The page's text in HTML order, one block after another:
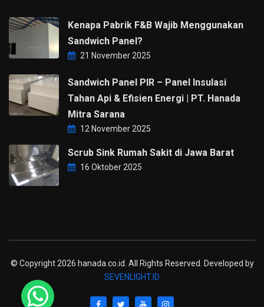
Kenapa Pabrik F&B Wajib Menggunakan
Sandwich Panel?
21 November 2025
Sandwich Panel PIR – Panel Insulasi
Tahan Api & Efisien Energi | PT. Hanada
Mitra Sarana
12 November 2025
Scrub Sink Rumah Sakit di Jawa Barat
16 Oktober 2025
© Copyright 2026 hanada.co.id. All Rights Reserved. Developed by
SEVENLIGHT.ID